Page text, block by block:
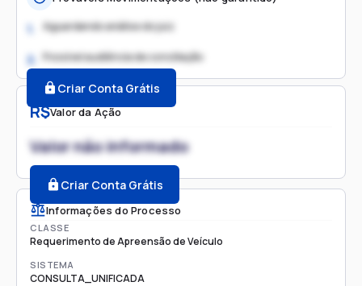
R$Valor da Ação
Valor não informado
Criar Conta Grátis
Informações do Processo
CLASSE
Requerimento de Apreensão de Veículo
SISTEMA
CONSULTA_UNIFICADA
1. Aguardando análise do juiz
2. Possível audiência de conciliação
Criar Conta Grátis